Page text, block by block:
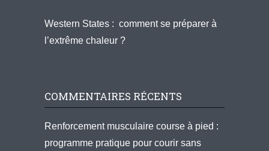
Western States : comment se préparer à
l’extrême chaleur ?
COMMENTAIRES RÉCENTS
Renforcement musculaire course à pied :
programme pratique pour courir sans